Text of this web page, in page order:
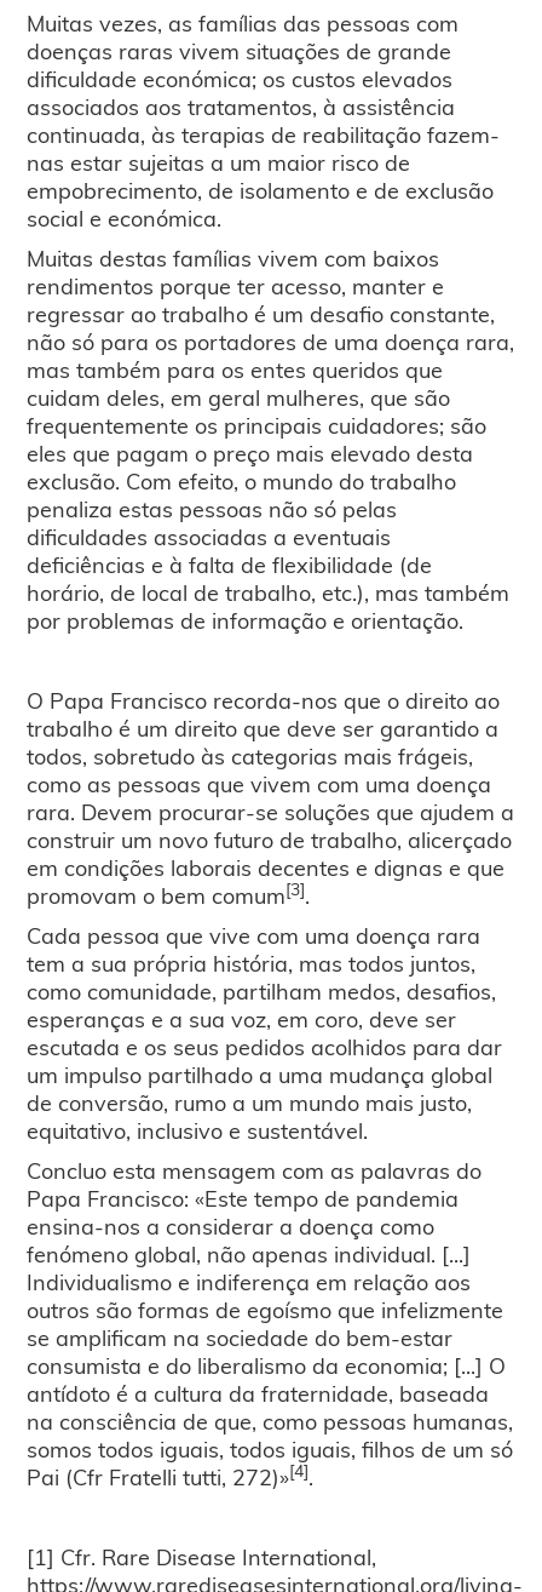
Muitas vezes, as famílias das pessoas com
doenças raras vivem situações de grande
dificuldade económica; os custos elevados
associados aos tratamentos, à assistência
continuada, às terapias de reabilitação fazem-
nas estar sujeitas a um maior risco de
empobrecimento, de isolamento e de exclusão
social e económica.
Muitas destas famílias vivem com baixos
rendimentos porque ter acesso, manter e
regressar ao trabalho é um desafio constante,
não só para os portadores de uma doença rara,
mas também para os entes queridos que
cuidam deles, em geral mulheres, que são
frequentemente os principais cuidadores; são
eles que pagam o preço mais elevado desta
exclusão. Com efeito, o mundo do trabalho
penaliza estas pessoas não só pelas
dificuldades associadas a eventuais
deficiências e à falta de flexibilidade (de
horário, de local de trabalho, etc.), mas também
por problemas de informação e orientação.
O Papa Francisco recorda-nos que o direito ao
trabalho é um direito que deve ser garantido a
todos, sobretudo às categorias mais frágeis,
como as pessoas que vivem com uma doença
rara. Devem procurar-se soluções que ajudem a
construir um novo futuro de trabalho, alicerçado
em condições laborais decentes e dignas e que
promovam o bem comum[3].
Cada pessoa que vive com uma doença rara
tem a sua própria história, mas todos juntos,
como comunidade, partilham medos, desafios,
esperanças e a sua voz, em coro, deve ser
escutada e os seus pedidos acolhidos para dar
um impulso partilhado a uma mudança global
de conversão, rumo a um mundo mais justo,
equitativo, inclusivo e sustentável.
Concluo esta mensagem com as palavras do
Papa Francisco: «Este tempo de pandemia
ensina-nos a considerar a doença como
fenómeno global, não apenas individual. [...]
Individualismo e indiferença em relação aos
outros são formas de egoísmo que infelizmente
se amplificam na sociedade do bem-estar
consumista e do liberalismo da economia; [...] O
antídoto é a cultura da fraternidade, baseada
na consciência de que, como pessoas humanas,
somos todos iguais, todos iguais, filhos de um só
Pai (Cfr Fratelli tutti, 272)»[4].
[1] Cfr. Rare Disease International,
https://www.rarediseasesinternational.org/living-